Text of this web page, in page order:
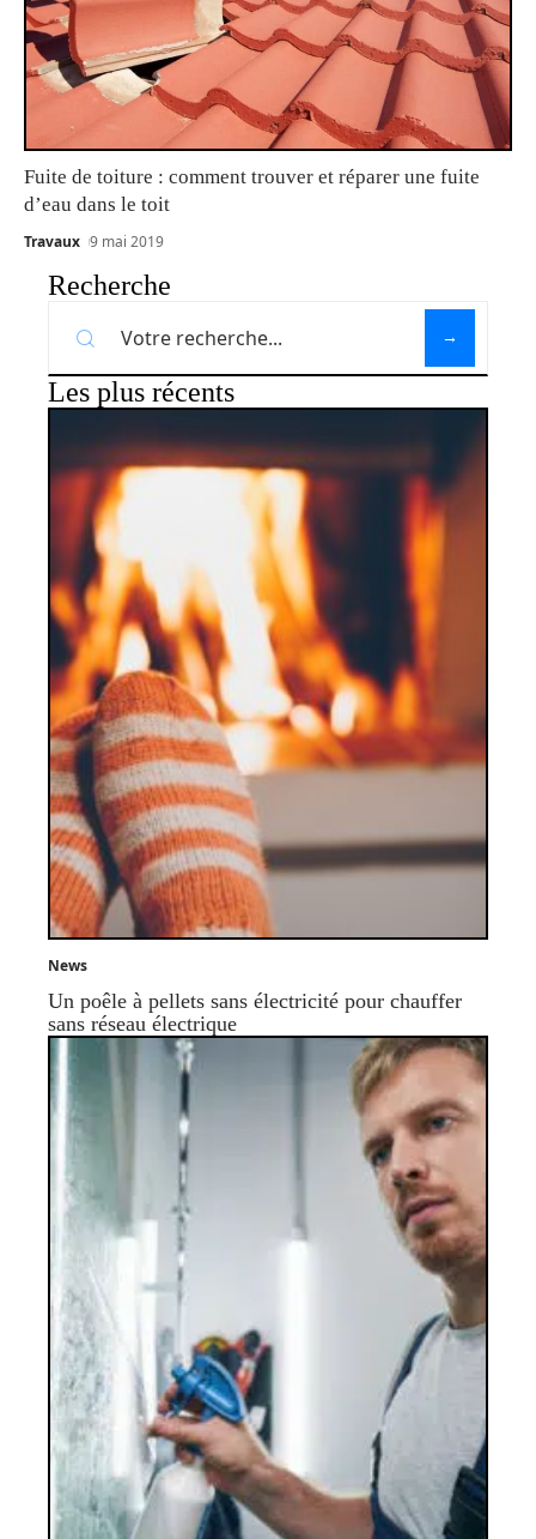
Fuite de toiture : comment trouver et réparer une fuite
d’eau dans le toit
Travaux 9 mai 2019
Recherche
Les plus récents
News
Un poêle à pellets sans électricité pour chauffer
sans réseau électrique